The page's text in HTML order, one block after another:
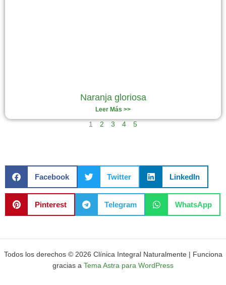
Naranja gloriosa
Leer Más >>
1 2 3 4 5
Facebook Twitter LinkedIn
Pinterest Telegram WhatsApp
Todos los derechos © 2026 Clínica Integral Naturalmente | Funciona
gracias a Tema Astra para WordPress